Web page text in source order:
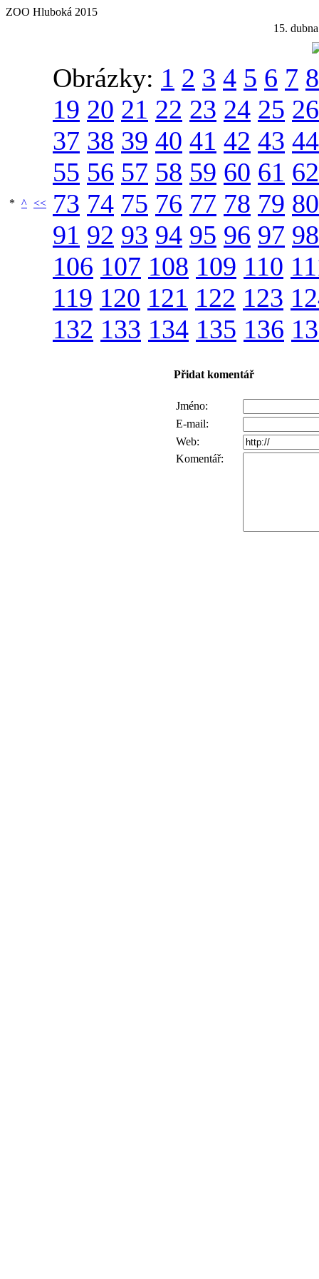
ZOO Hluboká 2015
15.
* ^ <<
Obrázky: 1 2 3 4 5 6 7 8
19 20 21 22 23 24 25 26
37 38 39 40 41 42 43 44
55 56 57 58 59 60 61 62
73 74 75 76 77 78 79 80
91 92 93 94 95 96 97 98
106 107 108 109 110
119 120 121 122 123
132 133 134 135 136
Přidat komentář
Jméno:
E-mail:
Web:
Komentář: